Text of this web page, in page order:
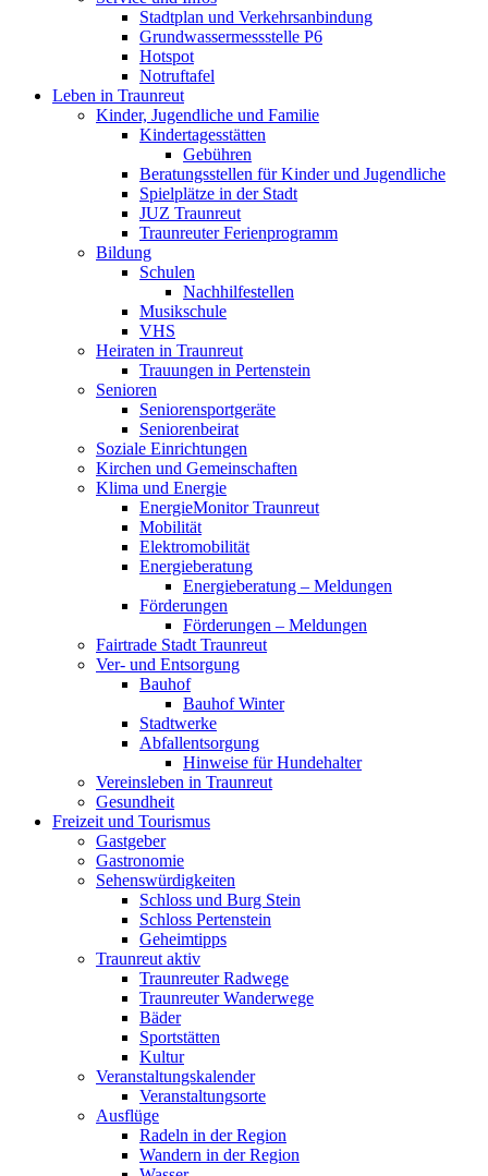
Stadtplan und Verkehrsanbindung
Grundwassermessstelle P6
Hotspot
Notruftafel
Leben in Traunreut
Kinder, Jugendliche und Familie
Kindertagesstätten
Gebühren
Beratungsstellen für Kinder und Jugendliche
Spielplätze in der Stadt
JUZ Traunreut
Traunreuter Ferienprogramm
Bildung
Schulen
Nachhilfestellen
Musikschule
VHS
Heiraten in Traunreut
Trauungen in Pertenstein
Senioren
Seniorensportgeräte
Seniorenbeirat
Soziale Einrichtungen
Kirchen und Gemeinschaften
Klima und Energie
EnergieMonitor Traunreut
Mobilität
Elektromobilität
Energieberatung
Energieberatung – Meldungen
Förderungen
Förderungen – Meldungen
Fairtrade Stadt Traunreut
Ver- und Entsorgung
Bauhof
Bauhof Winter
Stadtwerke
Abfallentsorgung
Hinweise für Hundehalter
Vereinsleben in Traunreut
Gesundheit
Freizeit und Tourismus
Gastgeber
Gastronomie
Sehenswürdigkeiten
Schloss und Burg Stein
Schloss Pertenstein
Geheimtipps
Traunreut aktiv
Traunreuter Radwege
Traunreuter Wanderwege
Bäder
Sportstätten
Kultur
Veranstaltungskalender
Veranstaltungsorte
Ausflüge
Radeln in der Region
Wandern in der Region